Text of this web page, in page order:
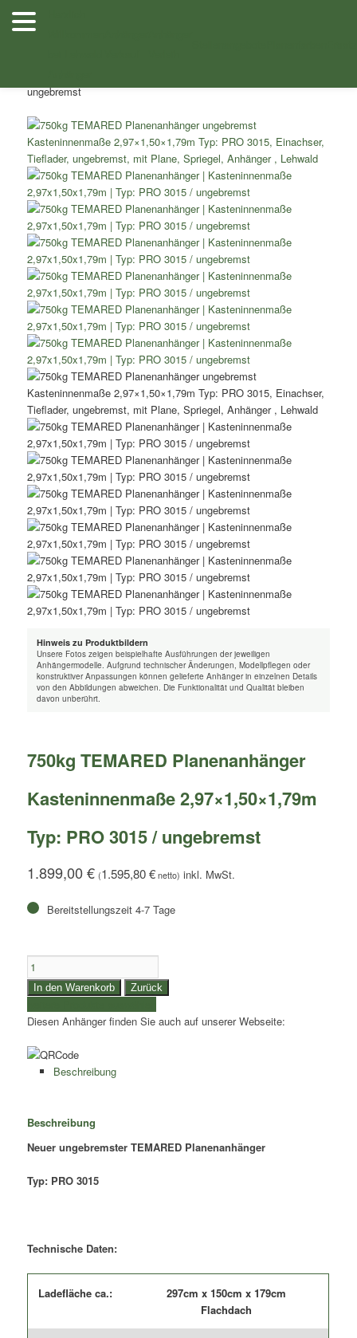
Zum
Inhalt
Shop
ungebremst
Hinweis zu Produktbildern
Unsere Fotos zeigen beispielhafte Ausführungen der jeweiligen
Anhängermodelle. Aufgrund technischer Änderungen, Modellpflegen oder
konstruktiver Anpassungen können gelieferte Anhänger in einzelnen Details
von den Abbildungen abweichen. Die Funktionalität und Qualität bleiben
davon unberührt.
750kg TEMARED Planenanhänger
Kasteninnenmaße 2,97×1,50×1,79m
Typ: PRO 3015 / ungebremst
1.899,00€ (1.595,80€ netto)
Bereitstellungszeit 4-7 Tage
750kg
TEMARED
Planenanhänger
|
Kasteninnenmaße
2,97x1,50x1,79m
|
/
ungebremst
In den Warenkorb Zurück
Diesen Anhänger finden Sie auch auf unserer Webseite:
Beschreibung
Beschreibung
Neuer ungebremster TEMARED Planenanhänger
Typ: PRO 3015
Technische Daten:
Ladefläche ca.:
297cm x 150cm x 179cm
Flachdach